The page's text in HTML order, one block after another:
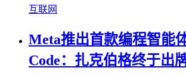
互联网
Meta推出首款编程智能
Code：扎克伯格终于出